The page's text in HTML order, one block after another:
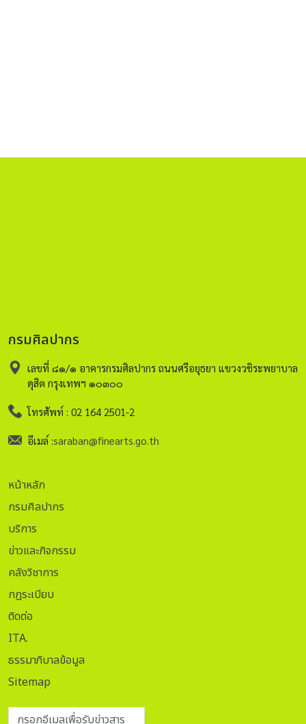
กรมศิลปากร
เลขที่ ๘๑/๑ อาคารกรมศิลปากร ถนนศรีอยุธยา แขวงวชิระพยาบาล
ดุสิต กรุงเทพฯ ๑๐๓๐๐
โทรศัพท์ : 02 164 2501-2
อีเมล์ :saraban@finearts.go.th
หน้าหลัก
กรมศิลปากร
บริการ
ข่าวและกิจกรรม
คลังวิชาการ
กฏระเบียบ
ติดต่อ
ITA.
ธรรมาภิบาลข้อมูล
Sitemap
กรอกอีเมลเพื่อรับข่าวสาร